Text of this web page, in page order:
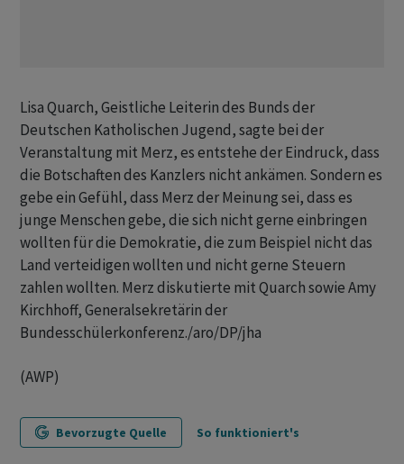
Lisa Quarch, Geistliche Leiterin des Bunds der
Deutschen Katholischen Jugend, sagte bei der
Veranstaltung mit Merz, es entstehe der Eindruck, dass
die Botschaften des Kanzlers nicht ankämen. Sondern es
gebe ein Gefühl, dass Merz der Meinung sei, dass es
junge Menschen gebe, die sich nicht gerne einbringen
wollten für die Demokratie, die zum Beispiel nicht das
Land verteidigen wollten und nicht gerne Steuern
zahlen wollten. Merz diskutierte mit Quarch sowie Amy
Kirchhoff, Generalsekretärin der
Bundesschülerkonferenz./aro/DP/jha
(AWP)
Bevorzugte Quelle So funktioniert's